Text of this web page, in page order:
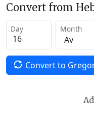
Convert from
Day Month
Convert to